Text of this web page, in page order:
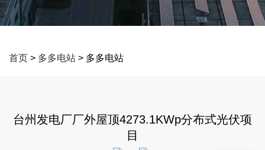
首页 > 多多电站 > 多多电站
台州发电厂厂外屋顶4273.1KWp分布式光伏项
目